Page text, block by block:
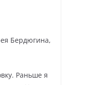
Бердюгина,
Раньше я